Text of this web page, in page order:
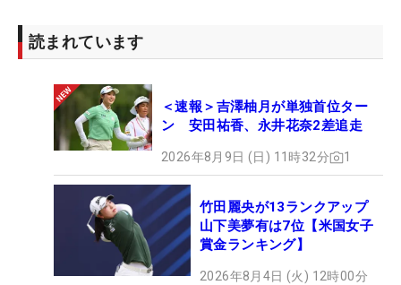
今週はビッグスコアがないものの、堅実にスコア
を積み重ねている。ただ、「1日3アンダーが目標」
はしていない。「今1打足りないので、あしたは4ア
ンダーを狙って行きます」と力強く宣言。首位とは
6打差あるがパッティングがあってくればビッグス
コアも現在の野村ならありえる。最終日でどこまで
読まれています
＜速報＞吉澤柚月が単独首位ター
ン 安田祐香、永井花奈2差追走
2026年8月9日 (日) 11時32分 1
竹田麗央が13ランクアップ
山下美夢有は7位【米国女子
賞金ランキング】
2026年8月4日 (火) 12時00分